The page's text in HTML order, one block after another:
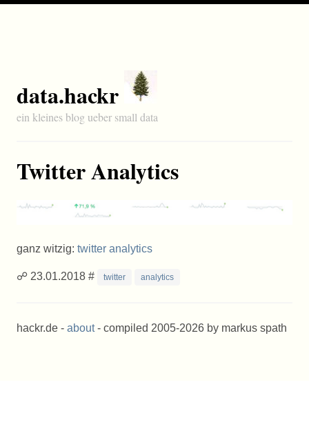
data.hackr
ein kleines blog ueber small data
Twitter Analytics
ganz witzig: twitter analytics
☍ 23.01.2018 # twitter analytics
hackr.de - about- compiled 2005-2026 by markus spath